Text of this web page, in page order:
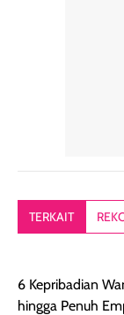
TERKAIT
6 Kepribadian
hingga Penuh